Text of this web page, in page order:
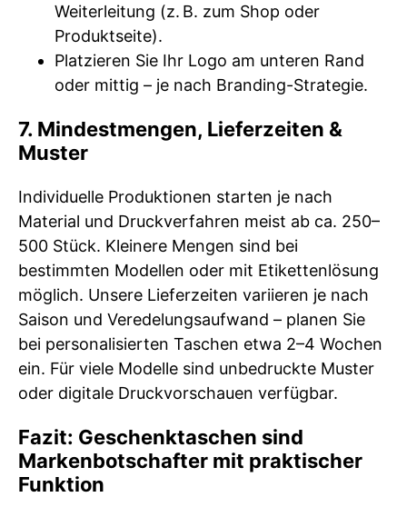
Weiterleitung (z. B. zum Shop oder
Produktseite).
Platzieren Sie Ihr Logo am unteren Rand
oder mittig – je nach Branding-Strategie.
7. Mindestmengen, Lieferzeiten &
Muster
Individuelle Produktionen starten je nach
Material und Druckverfahren meist ab ca. 250–
500 Stück. Kleinere Mengen sind bei
bestimmten Modellen oder mit Etikettenlösung
möglich. Unsere Lieferzeiten variieren je nach
Saison und Veredelungsaufwand – planen Sie
bei personalisierten Taschen etwa 2–4 Wochen
ein. Für viele Modelle sind unbedruckte Muster
oder digitale Druckvorschauen verfügbar.
Fazit: Geschenktaschen sind
Markenbotschafter mit praktischer
Funktion